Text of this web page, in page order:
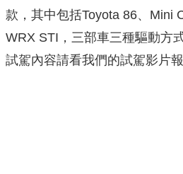
款，其中包括Toyota 86、Mini
WRX STI，三部車三種驅動方
試駕內容請看我們的試駕影片報